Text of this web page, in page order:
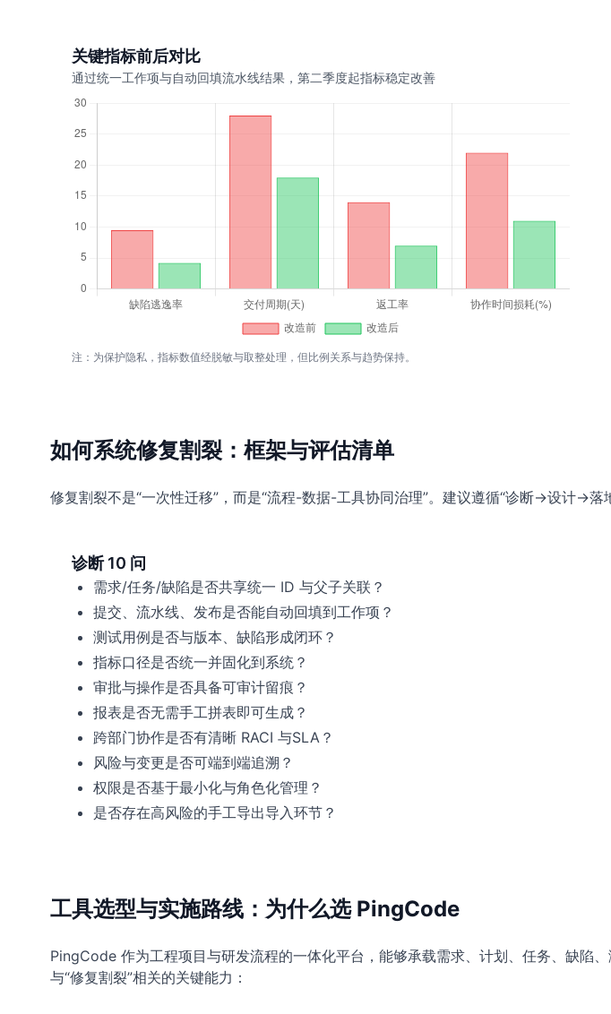
关键指标前后对比
通过统一工作项与自动回填流水线结果，第二季度起指标稳定改善
注：为保护隐私，指标数值经脱敏与取整处理，但比例关系与趋势保持。
如何系统修复割裂：框架与评估清单
修复割裂不是“一次性迁移”，而是“流程-数据-工具协同治理”。建议遵循“诊断→设计→落
诊断 10 问
需求/任务/缺陷是否共享统一 ID 与父子关联？
提交、流水线、发布是否能自动回填到工作项？
测试用例是否与版本、缺陷形成闭环？
指标口径是否统一并固化到系统？
审批与操作是否具备可审计留痕？
报表是否无需手工拼表即可生成？
跨部门协作是否有清晰 RACI 与SLA？
风险与变更是否可端到端追溯？
权限是否基于最小化与角色化管理？
是否存在高风险的手工导出导入环节？
工具选型与实施路线：为什么选 PingCode
PingCode 作为工程项目与研发流程的一体化平台，能够承载需求、计划、任务、缺陷
与“修复割裂”相关的关键能力：